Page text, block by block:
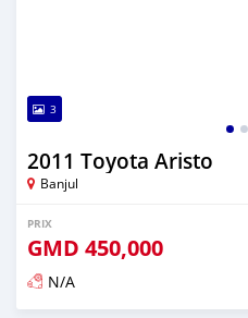
3
2011 Toyota Aristo
Banjul
PRIX
GMD 450,000
N/A